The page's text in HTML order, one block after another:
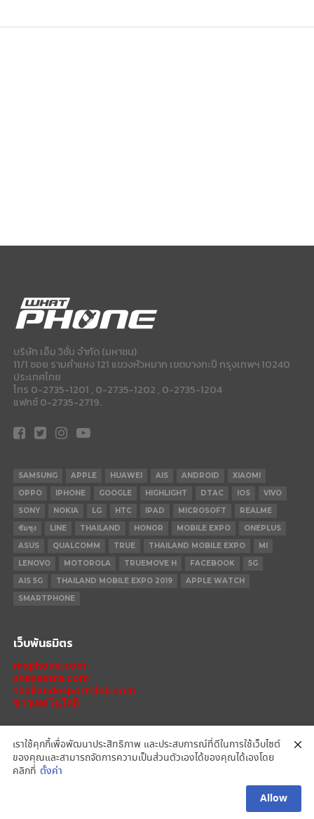
บริษัท เอ็ม วิชั่น จำกัด (มหาชน)
11/1 ซอย รามคำแหง 121 แขวงหัวหมาก เขตบางกะปี กรุงเทพฯ 10240
ประเทศไทย
โทร 0-2735-1201 , 0-2735-1202 , 0-2735-1204
แฟกซ์ 0-2735-2719.
SAMSUNG APPLE HUAWEI AIS ANDROID
XIAOMI
OPPO
IPHONE GOOGLE HIGHLIGHT DTAC IOS
VIVO
SONY
NOKIA LG HTC IPAD MICROSOFT
REALME
ซัมซุง
LINE THAILAND HONOR MOBILE EXPO
ONEPLUS
ASUS
QUALCOMM TRUE THAILAND MOBILE EXPO
MI
LENOVO
MOTOROLA TRUEMOVE H FACEBOOK
5G
AIS 5G
THAILAND MOBILE EXPO 2019
APPLE WATCH
SMARTPHONE
เว็บพันธมิตร
mxphone.com
stepextra.com
thailandesportclub.com
ข่าวเทคโนโลยี
IPHONE 14 PRO
REDMI
เราใช้คุกกี้เพื่อพัฒนาประสิทธิภาพ และประสบการณ์ที่ดีในการใช้เว็บไซต์
ของคุณและสามารถจัดการความเป็นส่วนตัวเองได้ของคุณได้เองโดย
คลิกที่ ตั้งค่า
Allow